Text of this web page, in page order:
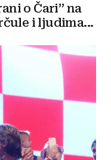
o Čari” na
i ljudima...